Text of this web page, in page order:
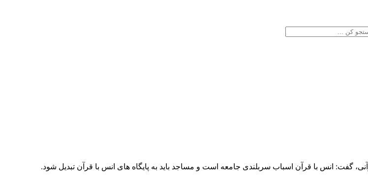
گفت: انس با قرآن اسباب سربلندی جامعه است و مساجد باید به پایگاه های انس با قرآن تبدیل شود.